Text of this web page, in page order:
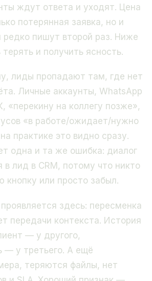
ждут ответа и уходят. Цена
потерянная заявка, но и
редко пишут второй раз. Ниже
и получить ясность.
лиды пропадают там, где нет
Личные аккаунты, WhatsApp
«перекину на коллегу позже»,
«в работе/ожидает/нужно
практике это видно сразу.
одна и та же ошибка: диалог
в лид в CRM, потому что никто
или просто забыл.
здесь: пересменка
передачи контекста. История
— у другого,
— у третьего. А ещё
теряются файлы, нет